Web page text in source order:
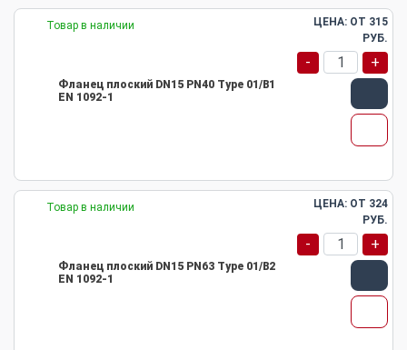
Товар в наличии
Фланец плоский DN15 PN40 Type 01/B1
EN 1092-1
ЦЕНА: ОТ 315
РУБ.
- +
Товар в наличии
Фланец плоский DN15 PN63 Type 01/B2
EN 1092-1
ЦЕНА: ОТ 324
РУБ.
- +